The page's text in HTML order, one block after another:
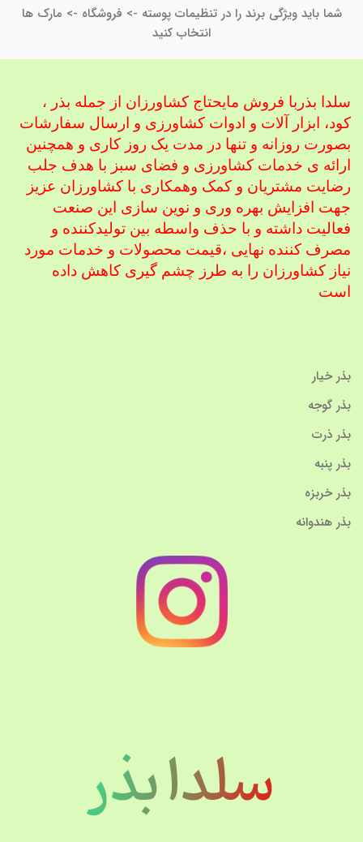
شما باید ویژگی برند را در تنظیمات پوسته -> فروشگاه -> مارک ها
انتخاب کنید
سلدا بذربا فروش مایحتاج کشاورزان از جمله بذر ،
کود، ابزار آلات و ادوات کشاورزی و ارسال سفارشات
بصورت روزانه و تنها در مدت یک روز کاری و همچنین
ارائه ی خدمات کشاورزی و فضای سبز با هدف جلب
رضایت مشتریان و کمک وهمکاری با کشاورزان عزیز
جهت افزایش بهره وری و نوین سازی این صنعت
فعالیت داشته و با حذف واسطه بین تولیدکننده و
مصرف کننده نهایی ،قیمت محصولات و خدمات مورد
نیاز کشاورزان را به طرز چشم گیری کاهش داده
است
بذر خیار
بذر گوجه
بذر ذرت
بذر پنبه
بذر خربزه
بذر هندوانه